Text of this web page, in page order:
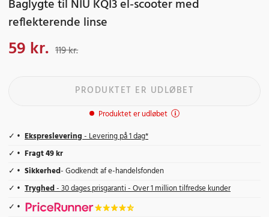
Baglygte til NIU KQI3 el-scooter med
reflekterende linse
Nuværende pris
59 kr. 119 kr.
PRODUKTET ER UDLØBET
Produktet er udløbet
Ekspreslevering- Levering på 1 dag*
Fragt 49 kr
Sikkerhed- Godkendt af e-handelsfonden
Tryghed- 30 dages prisgaranti - Over 1 million tilfredse kunder